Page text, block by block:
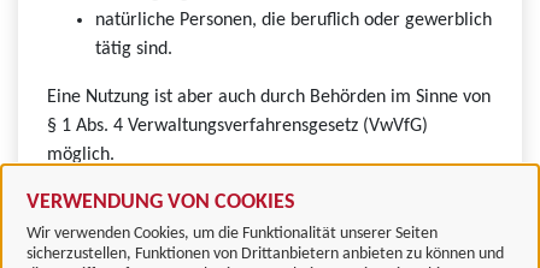
VERWENDUNG VON COOKIES
Wir verwenden Cookies, um die Funktionalität unserer Seiten
sicherzustellen, Funktionen von Drittanbietern anbieten zu können und
natürliche Personen, die beruflich oder gewerblich
tätig sind.
Eine Nutzung ist aber auch durch Behörden im Sinne von
§ 1 Abs. 4 Verwaltungsverfahrensgesetz (VwVfG)
möglich.